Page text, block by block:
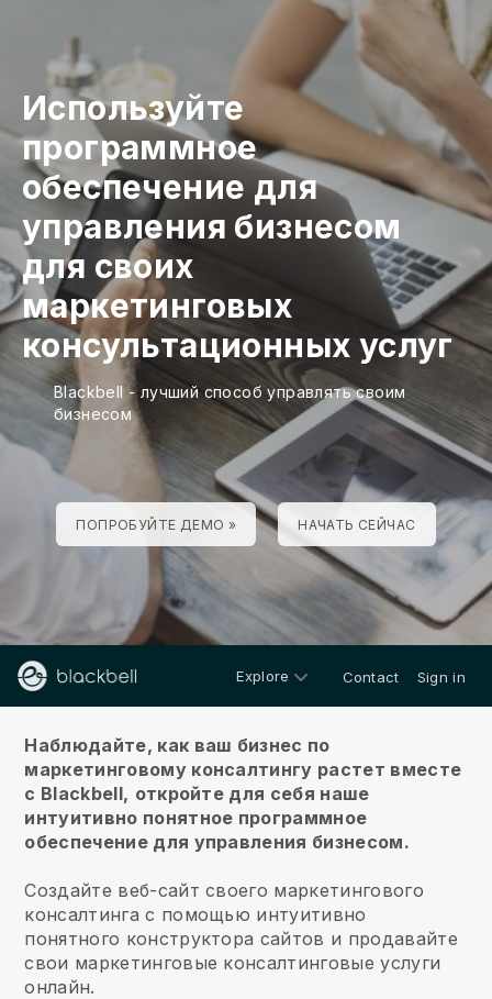
Используйте
программное
обеспечение для
управления бизнесом
для своих
маркетинговых
консультационных услуг
Blackbell - лучший способ управлять своим
бизнесом
ПОПРОБУЙТЕ ДЕМО » НАЧАТЬ СЕЙЧАС
Explore Contact Sign in
Наблюдайте, как ваш бизнес по
маркетинговому консалтингу растет вместе
с Blackbell, откройте для себя наше
интуитивно понятное программное
обеспечение для управления бизнесом.
Создайте веб-сайт своего маркетингового
консалтинга с помощью интуитивно
понятного конструктора сайтов и продавайте
свои маркетинговые консалтинговые услуги
онлайн.